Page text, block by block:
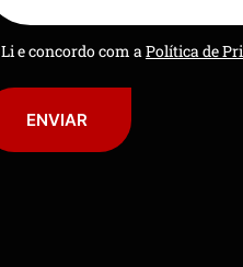
Li e concordo com aPolítica de
ENVIAR